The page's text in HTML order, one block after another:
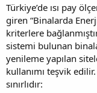
Türkiye’de ısı pay
giren “Binalarda
kriterlere
sistemi bulunan
yenileme yapılan
kullanımı teşvik
sınırlıdır: